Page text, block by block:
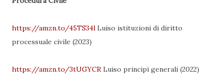
https://amzn.to/45TS34l Luiso istituzioni di diritto
processuale civile (2023)
https://amzn.to/3tUGYCR Luiso principi generali (2022)